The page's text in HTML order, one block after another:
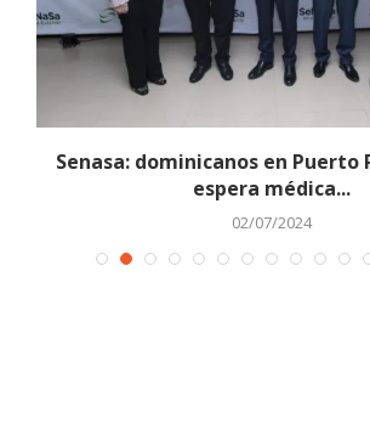
Senasa: dominicanos en Puerto
espera médica...
02/07/2024